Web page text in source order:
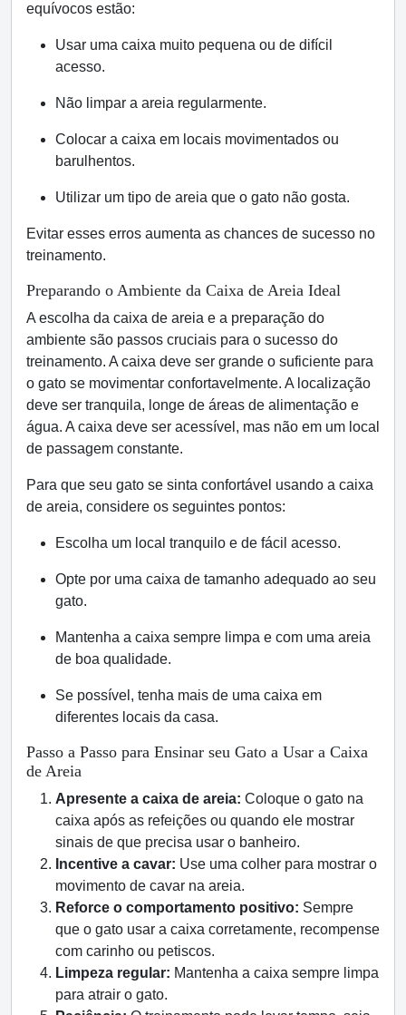
equívocos estão:
Usar uma caixa muito pequena ou de difícil
acesso.
Não limpar a areia regularmente.
Colocar a caixa em locais movimentados ou
barulhentos.
Utilizar um tipo de areia que o gato não gosta.
Evitar esses erros aumenta as chances de sucesso no
treinamento.
Preparando o Ambiente da Caixa de Areia Ideal
A escolha da caixa de areia e a preparação do
ambiente são passos cruciais para o sucesso do
treinamento. A caixa deve ser grande o suficiente para
o gato se movimentar confortavelmente. A localização
deve ser tranquila, longe de áreas de alimentação e
água. A caixa deve ser acessível, mas não em um local
de passagem constante.
Para que seu gato se sinta confortável usando a caixa
de areia, considere os seguintes pontos:
Escolha um local tranquilo e de fácil acesso.
Opte por uma caixa de tamanho adequado ao seu
gato.
Mantenha a caixa sempre limpa e com uma areia
de boa qualidade.
Se possível, tenha mais de uma caixa em
diferentes locais da casa.
Passo a Passo para Ensinar seu Gato a Usar a Caixa
de Areia
Apresente a caixa de areia: Coloque o gato na
caixa após as refeições ou quando ele mostrar
sinais de que precisa usar o banheiro.
Incentive a cavar: Use uma colher para mostrar o
movimento de cavar na areia.
Reforce o comportamento positivo: Sempre
que o gato usar a caixa corretamente, recompense
com carinho ou petiscos.
Limpeza regular: Mantenha a caixa sempre limpa
para atrair o gato.